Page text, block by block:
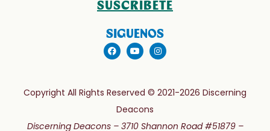
SUSCRÍBETE
SIGUENOS
Copyright All Rights Reserved © 2021-2026 Discerning
Deacons
Discerning Deacons – 3710 Shannon Road #51879 –